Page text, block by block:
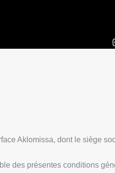
Aklomissa, dont le siège
des présentes conditions